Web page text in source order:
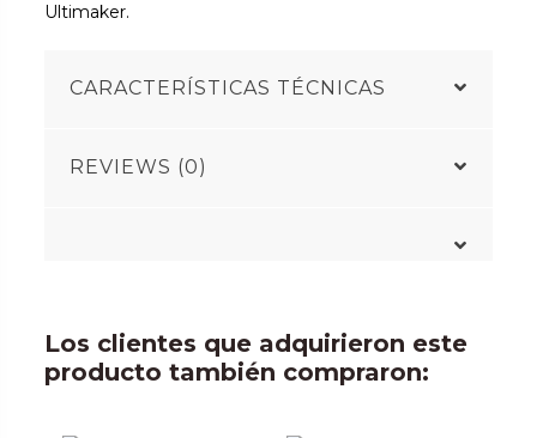
Ultimaker.
CARACTERÍSTICAS TÉCNICAS
REVIEWS (0)
Los clientes que adquirieron este
producto también compraron: